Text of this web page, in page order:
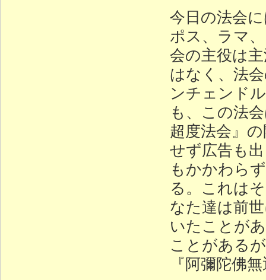
今日の法会
ポス、ラマ
会の主役は
はなく、法
ンチェンド
も、この法
超度法会』
せず広告も
もかかわら
る。これは
なた達は前
いたことが
ことがある
『阿彌陀佛